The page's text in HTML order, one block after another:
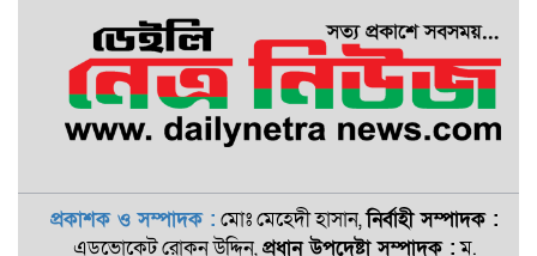
প্রকাশক ও সম্পাদক : মোঃ মেহেদী হাসান,নির্বাহী সম্পাদক :
এডভোকেট রোকন ‍উদ্দিন,প্রধান উপদেষ্টা সম্পাদক :ম.